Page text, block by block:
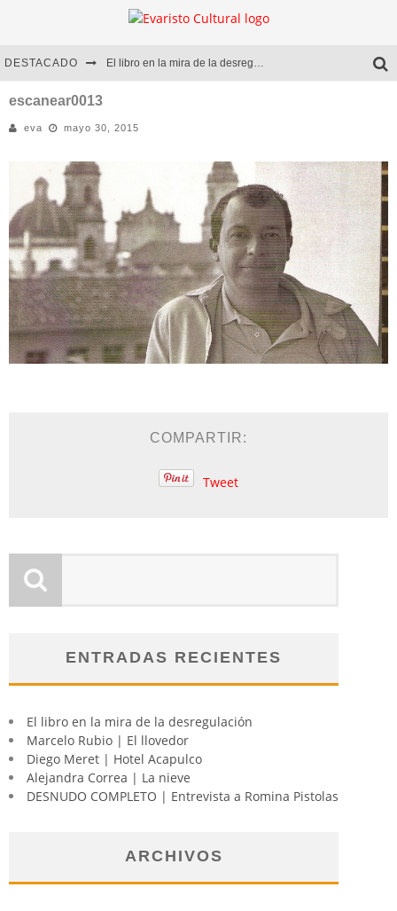
DESTACADO El libro en la mira de la desregulación
Diego Meret | Hotel Acapulco
Alejandra Correa | La nieve
escanear0013
eva mayo 30, 2015
COMPARTIR:
Tweet
ENTRADAS RECIENTES
El libro en la mira de la desregulación
Marcelo Rubio | El llovedor
Diego Meret | Hotel Acapulco
Alejandra Correa | La nieve
DESNUDO COMPLETO | Entrevista a Romina Pistolas
ARCHIVOS